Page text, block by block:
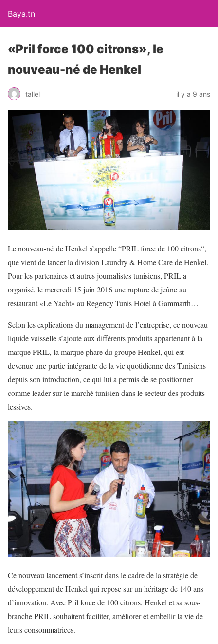
Baya.tn
«Pril force 100 citrons», le
nouveau-né de Henkel
tallel il y a 9 ans
Le nouveau-né de Henkel s’appelle “PRIL force de 100 citrons“,
que vient de lancer la division Laundry & Home Care de Henkel.
Pour les partenaires et autres journalistes tunisiens, PRIL a
organisé, le mercredi 15 juin 2016 une rupture de jeûne au
restaurant «Le Yacht» au Regency Tunis Hotel à Gammarth…
Selon les explications du management de l’entreprise, ce nouveau
liquide vaisselle s’ajoute aux différents produits appartenant à la
marque PRIL, la marque phare du groupe Henkel, qui est
devenue une partie intégrante de la vie quotidienne des Tunisiens
depuis son introduction, ce qui lui a permis de se positionner
comme leader sur le marché tunisien dans le secteur des produits
lessives.
Ce nouveau lancement s’inscrit dans le cadre de la stratégie de
développement de Henkel qui repose sur un héritage de 140 ans
d’innovation. Avec Pril force de 100 citrons, Henkel et sa sous-
branche PRIL souhaitent faciliter, améliorer et embellir la vie de
leurs consommatrices.